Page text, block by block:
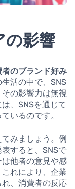
の影響
者のブランド好み
活の中で、SNS
の影響力は無視
、SNSを通じて
いるのです。
みましょう。例
すると、SNSで
他者の意見や感
れにより、企業
、消費者の反応